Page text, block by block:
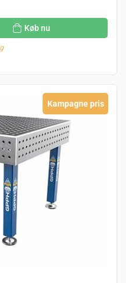
Køb nu
Kampagne pris